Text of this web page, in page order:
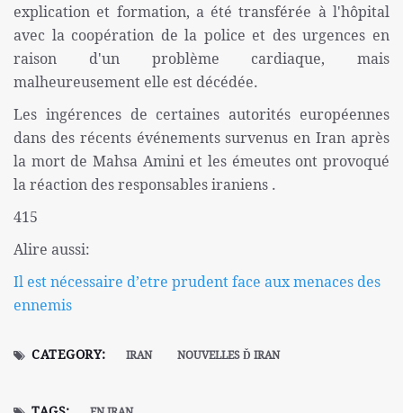
explication et formation, a été transférée à l'hôpital
avec la coopération de la police et des urgences en
raison d'un problème cardiaque, mais
malheureusement elle est décédée.
Les ingérences de certaines autorités européennes
dans des récents événements survenus en Iran après
la mort de Mahsa Amini et les émeutes ont provoqué
la réaction des responsables iraniens .
415
Alire aussi:
Il est nécessaire d’etre prudent face aux menaces des
ennemis
CATEGORY: IRAN NOUVELLES Ď IRAN